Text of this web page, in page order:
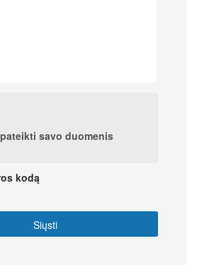
savo duomenis
kodą